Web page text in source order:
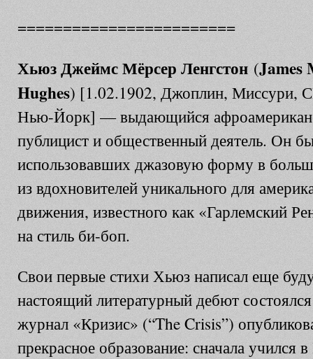
========================
Хьюз Джеймс Мёрсер Ленгстон (James
Hughes) [1.02.1902, Джоплин,
Нью-Йорк] — выдающийся
публицист и общественный деятель. Он
использовавших джазовую форму в
из вдохновителей уникального для
движения, известного как «Гарлемский
на стиль би-боп.
Свои первые стихи Хьюз написал еще
настоящий литературный дебют
журнал «Кризис» (“The Crisis”)
прекрасное образование: сначала учился